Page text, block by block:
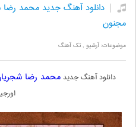
دانلود آهنگ جدید محمد
مجنون
موضوعات:آرشیو ,تک آهنگ
دانلود آهنگ جدیدمحمد رضا